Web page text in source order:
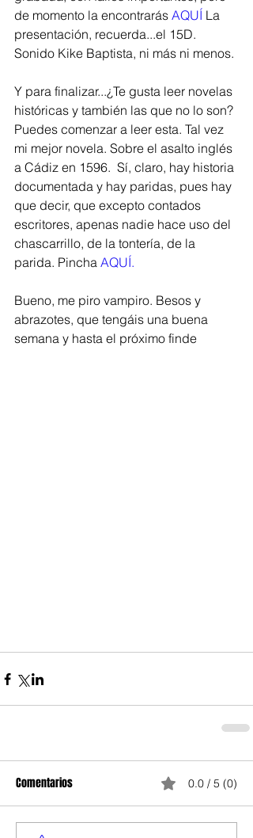
de momento la encontrarás AQUÍ La
presentación, recuerda...el 15D.
Sonido Kike Baptista, ni más ni menos.
Y para finalizar...¿Te gusta leer novelas
históricas y también las que no lo son?
Puedes comenzar a leer esta. Tal vez
mi mejor novela. Sobre el asalto inglés
a Cádiz en 1596.  Sí, claro, hay historia
documentada y hay paridas, pues hay
que decir, que excepto contados
escritores, apenas nadie hace uso del
chascarrillo, de la tontería, de la
parida. Pincha AQUÍ.
Bueno, me piro vampiro. Besos y
abrazotes, que tengáis una buena
semana y hasta el próximo finde
Comentarios 0.0 / 5 (0)